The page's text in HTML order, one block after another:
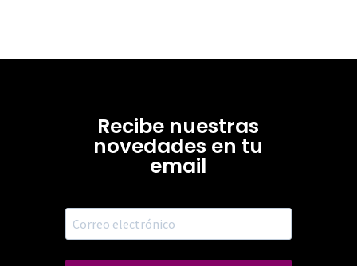
Recibe nuestras
novedades en tu
email